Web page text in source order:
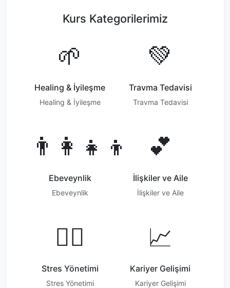
Kurs Kategorilerimiz
🌱
Healing & İyileşme
Healing & İyileşme
💚
Travma Tedavisi
Travma Tedavisi
👨‍👩‍👧‍👦
Ebeveynlik
Ebeveynlik
💕
İlişkiler ve Aile
İlişkiler ve Aile
🧘‍♀️
Stres Yönetimi
Stres Yönetimi
📈
Kariyer Gelişimi
Kariyer Gelişimi